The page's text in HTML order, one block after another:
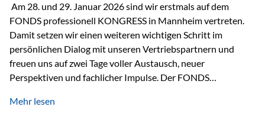
Am 28. und 29. Januar 2026 sind wir erstmals auf dem
FONDS professionell KONGRESS in Mannheim vertreten.
Damit setzen wir einen weiteren wichtigen Schritt im
persönlichen Dialog mit unseren Vertriebspartnern und
freuen uns auf zwei Tage voller Austausch, neuer
Perspektiven und fachlicher Impulse. Der FONDS
Branchentreffen für Finanz- und Versicherungsprofis im
Mehr lesen